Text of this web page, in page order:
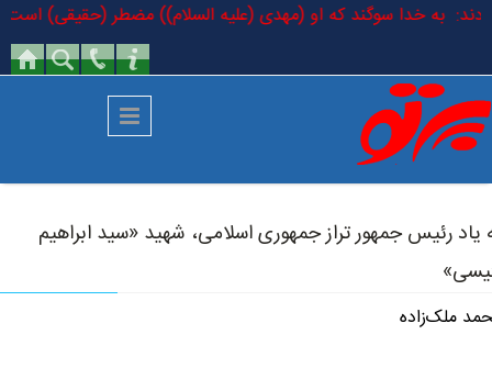
رفتن به محتوای اصلی
به خدا سوگند که او (مهدی (علیه السلام)) مضطر (حقیقی) است
یاد رئیس جمهور تراز جمهوری اسلامی، شهید «سید ابراهیم
ملک‌زاده